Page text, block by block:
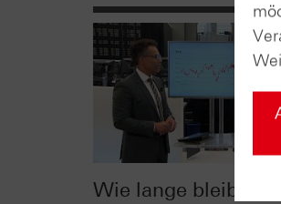
Wie lange bleibt der